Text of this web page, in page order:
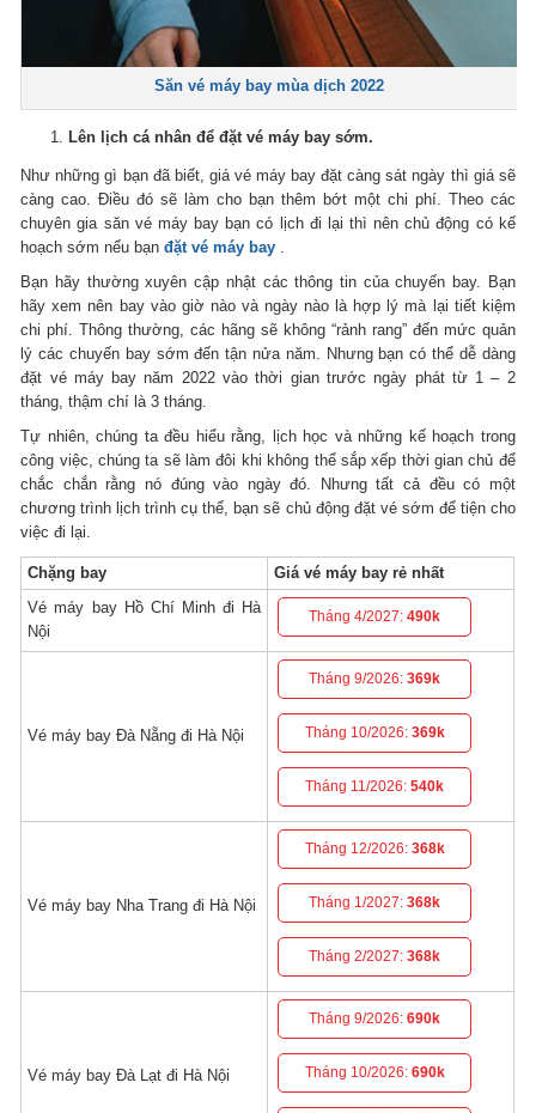
Săn vé máy bay mùa dịch 2022
Lên lịch cá nhân để đặt vé máy bay sớm.
Như những gì bạn đã biết, giá vé máy bay đặt càng sát ngày thì giá sẽ
càng cao.Điều đó sẽ làm cho bạn thêm bớt một chi phí. Theo các
chuyên gia săn vé máy bay bạn có lịch đi lại thì nên chủ động có kế
hoạch sớm nếu bạnđặt vé máy bay .
Bạn hãy thường xuyên cập nhật các thông tin của chuyến bay. Bạn
hãy xem nên bay vào giờ nào và ngày nào là hợp lý mà lại tiết kiệm
chi phí.Thông thường, các hãng sẽ không “rảnh rang” đến mức quản
lý các chuyến bay sớm đến tận nửa năm. Nhưng bạn có thể dễ dàng
đặt vé máy bay năm 2022 vào thời gian trước ngày phát từ 1 – 2
tháng, thậm chí là 3 tháng.
Tự nhiên, chúng ta đều hiểu rằng, lịch học và những kế hoạch trong
công việc, chúng ta sẽ làm đôi khi không thể sắp xếp thời gian chủ để
chắc chắn rằng nó đúng vào ngày đó.
Nhưng tất cả đều có một
chương trình lịch trình cụ thể, bạn sẽ chủ động đặt vé sớm để tiện cho
việc đi lại.
Chặng bay
Giá vé máy bay rẻ nhất
Vé máy bay Hồ Chí Minh đi Hà
Nội
Tháng 4/2027:490k
Vé máy bay Đà Nẵng đi Hà Nội
Tháng 9/2026:369k
Tháng 10/2026: 369k
Tháng 11/2026:540k
Vé máy bay Nha Trang đi Hà Nội
Tháng 12/2026: 368k
Tháng 1/2027:368k
Tháng 2/2027:368k
Vé máy bay Đà Lạt đi Hà Nội
Tháng 9/2026:690k
Tháng 10/2026: 690k